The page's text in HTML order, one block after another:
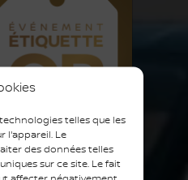
telles que les
l'appareil. Le
des données telles
sur ce site. Le fait